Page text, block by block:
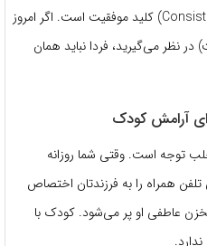
ثبات در اجرای قوانین (Consistency) کلید موفقیت است. اگر امروز
نظر می‌گیرید، فردا نباید همان
توجه است. وقتی شما روزانه
تلفن همراه را به فرزندتان اختصاص
عاطفی او پر می‌شود. کودک با